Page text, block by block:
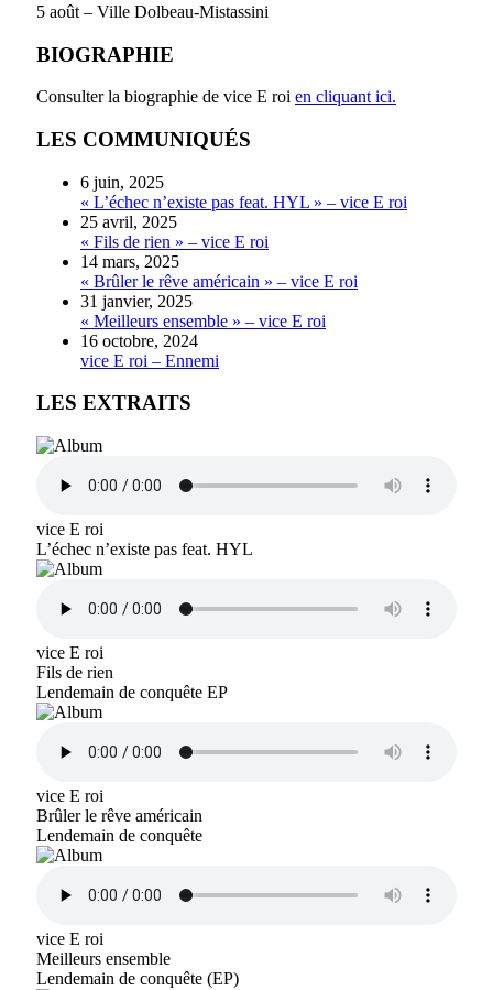
5 août – Ville Dolbeau-Mistassini
BIOGRAPHIE
Consulter la biographie de vice E roi en cliquant ici.
LES COMMUNIQUÉS
6 juin, 2025
« L’échec n’existe pas feat. HYL » – vice E roi
25 avril, 2025
« Fils de rien » – vice E roi
14 mars, 2025
« Brûler le rêve américain » – vice E roi
31 janvier, 2025
« Meilleurs ensemble » – vice E roi
16 octobre, 2024
vice E roi – Ennemi
LES EXTRAITS
vice E roi
L’échec n’existe pas feat. HYL
vice E roi
Fils de rien
Lendemain de conquête EP
vice E roi
Brûler le rêve américain
Lendemain de conquête
vice E roi
Meilleurs ensemble
Lendemain de conquête (EP)